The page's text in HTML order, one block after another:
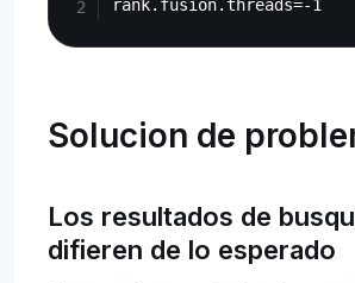
Solucion de
Los resultados de
difieren de lo esperado